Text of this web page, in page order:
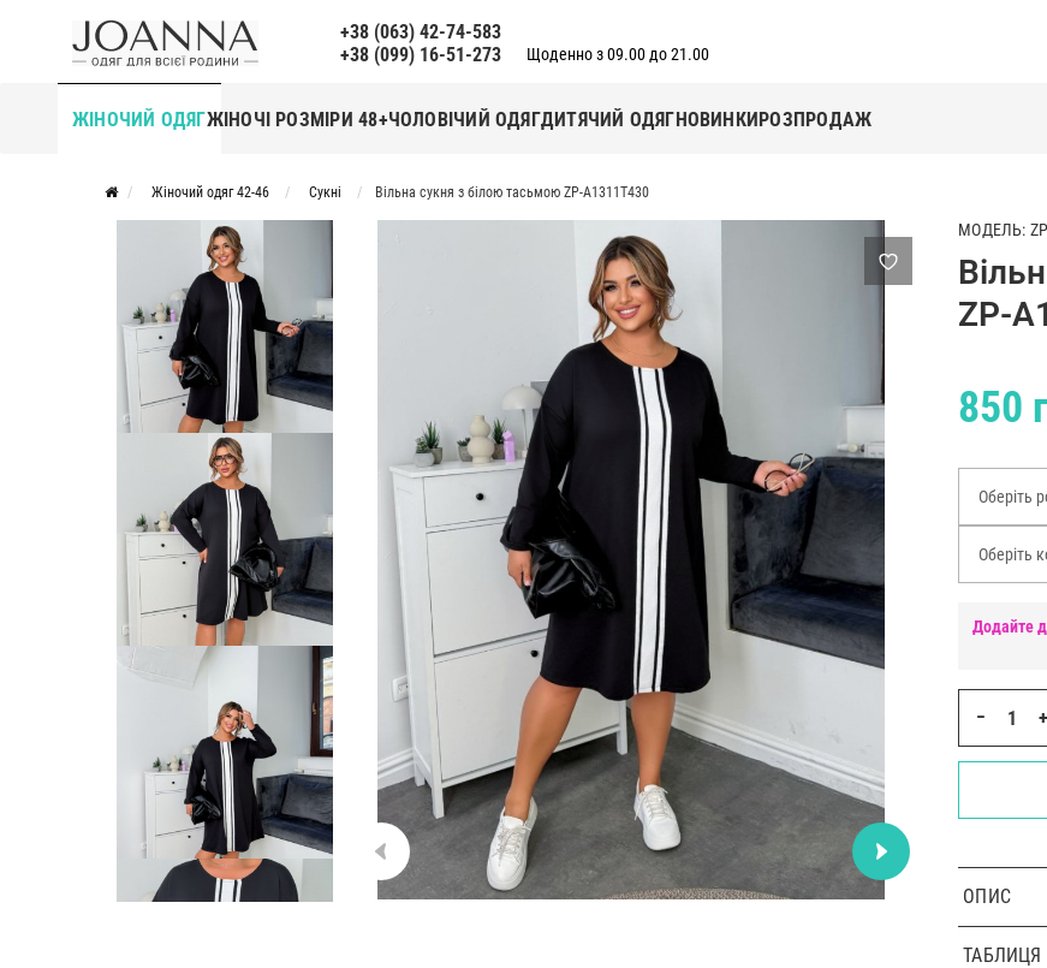
+38 (063) 42-74-583
+38 (099) 16-51-273
Щоденно з 09.00 до 21.00
ЖІНОЧИЙ ОДЯГЖІНОЧІ РОЗМІРИ 48+ЧОЛОВІЧИЙ ОДЯГДИТЯЧИЙ ОДЯГНОВИНКИРОЗПРОДАЖ
Жіночий одяг 42-46 Сукні Вільна сукня з білою тасьмою ZP-A1311T430
МОДЕЛЬ:
ZP-
850
Оберіть
Оберіть
Додайте
− +
ОПИС
ТАБЛИЦЯ